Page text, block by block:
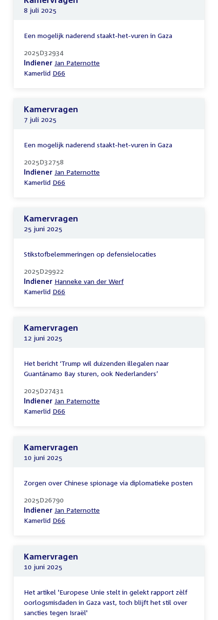
8 juli 2025
Een mogelijk naderend staakt-het-vuren in Gaza
2025D32934
Indiener Jan Paternotte
Kamerlid D66
Kamervragen
7 juli 2025
Een mogelijk naderend staakt-het-vuren in Gaza
2025D32758
Indiener Jan Paternotte
Kamerlid D66
Kamervragen
25 juni 2025
Stikstofbelemmeringen op defensielocaties
2025D29922
Indiener Hanneke van der Werf
Kamerlid D66
Kamervragen
12 juni 2025
Het bericht ‘Trump wil duizenden illegalen naar
Guantánamo Bay sturen, ook Nederlanders’
2025D27431
Indiener Jan Paternotte
Kamerlid D66
Kamervragen
10 juni 2025
Zorgen over Chinese spionage via diplomatieke posten
2025D26790
Indiener Jan Paternotte
Kamerlid D66
Kamervragen
10 juni 2025
Het artikel 'Europese Unie stelt in gelekt rapport zèlf
oorlogsmisdaden in Gaza vast, toch blijft het stil over
sancties tegen Israël'